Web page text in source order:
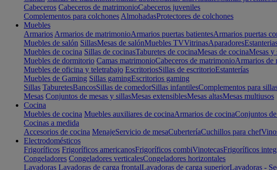
Cabeceros Cabeceros de matrimonioCabeceros juveniles
Complementos para colchones AlmohadasProtectores de colchones
Muebles
Armarios Armarios de matrimonioArmarios puertas batientesArmarios puertas
Muebles de salón SillasMesas de salónMuebles TVVitrinasAparadores
Muebles de cocina Sillas de cocinasTaburetes de cocinaMesas de cocinaMesas y
Muebles de dormitorio Camas matrimonioCabeceros de matrimonioArmarios de
Muebles de oficina y teletrabajo EscritoriosSillas de escritorioEstanterías
Muebles de Gaming Sillas gamingEscritorios gaming
Sillas TaburetesBancosSillas de comedorSillas infantilesComplementos para
Mesas Conjuntos de mesas y sillasMesas extensiblesMesas altasMesas multiusos
Cocina
Muebles de cocina Muebles auxiliares de cocinaArmarios de cocinaConjuntos
Cocinas a medida
Accesorios de cocina MenajeServicio de mesaCuberteríaCuchillos para chef
Electrodomésticos
Frigoríficos Frigoríficos americanosFrigoríficos combiVinotecasFrigoríficos
Congeladores Congeladores verticalesCongeladores horizontales
Lavadoras Lavadoras de carga frontalLavadoras de carga superiorLavadoras -